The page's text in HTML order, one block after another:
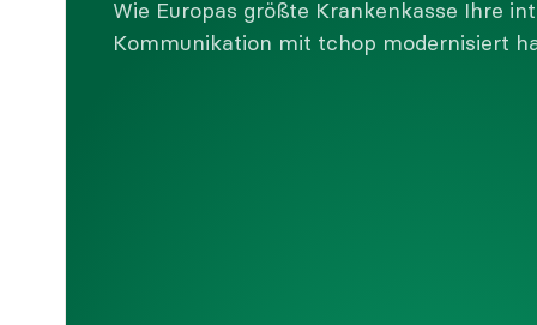
Wie Europas größte Krankenkasse Ihre
Kommunikation mit tchop modernisiert